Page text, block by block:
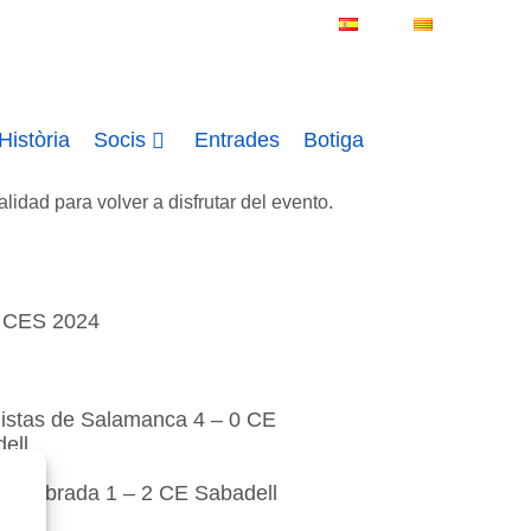
Socis Entrades Botiga
para volver a disfrutar del evento.
2024
de Salamanca 4 – 0 CE
1 – 2 CE Sabadell